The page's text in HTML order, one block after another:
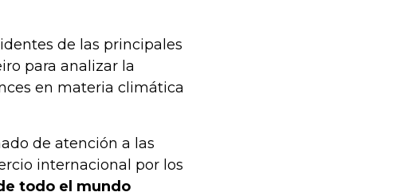
de las principales
para analizar la
en materia climática
de atención a las
internacional por los
todo el mundo